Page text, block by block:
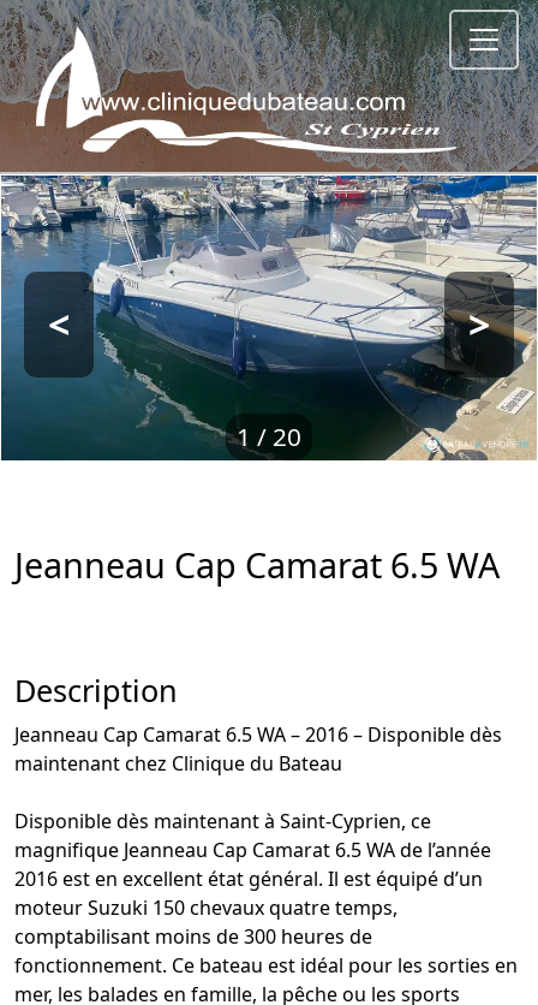
>
<
1 / 20
Jeanneau Cap Camarat 6.5 WA
Description
Jeanneau Cap Camarat 6.5 WA – 2016 – Disponible dès
maintenant chez Clinique du Bateau
Disponible dès maintenant à Saint-Cyprien, ce
magnifique Jeanneau Cap Camarat 6.5 WA de l’année
2016 est en excellent état général. Il est équipé d’un
moteur Suzuki 150 chevaux quatre temps,
comptabilisant moins de 300 heures de
fonctionnement. Ce bateau est idéal pour les sorties en
mer, les balades en famille, la pêche ou les sports